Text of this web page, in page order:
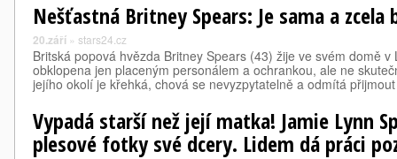
Nešťastná Britney Spears: Je sama a zcela
20.září » stars24.cz
Britská popová hvězda Britney Spears (43) žije ve svém domě
obklopena jen placeným personálem a ochrankou, ale ne
jejího okolí je křehká, chová se nevyzpytatelně a odmítá
Vypadá starší než její matka! Jamie Lynn
plesové fotky své dcery. Lidem dá práci